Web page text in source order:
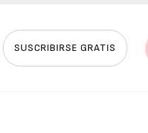
SUSCRIBIRSE GRATIS